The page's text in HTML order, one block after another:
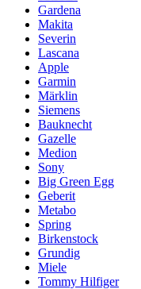
Gardena
Makita
Severin
Lascana
Apple
Garmin
Märklin
Siemens
Bauknecht
Gazelle
Medion
Sony
Big Green Egg
Geberit
Metabo
Spring
Birkenstock
Grundig
Miele
Tommy Hilfiger